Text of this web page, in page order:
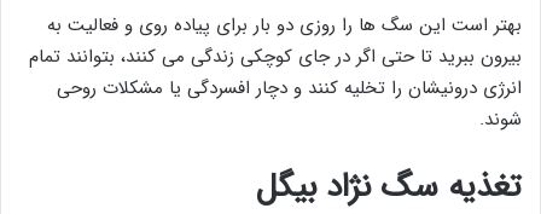
بهتر است این سگ ها را روزی دو بار برای پیاده روی و فعالیت به
بیرون ببرید تا حتی اگر در جای کوچکی زندگی می کنند، بتوانند تمام
انرژی درونیشان را تخلیه کنند و دچار افسردگی یا مشکلات روحی
شوند.
تغذیه سگ نژاد بیگل